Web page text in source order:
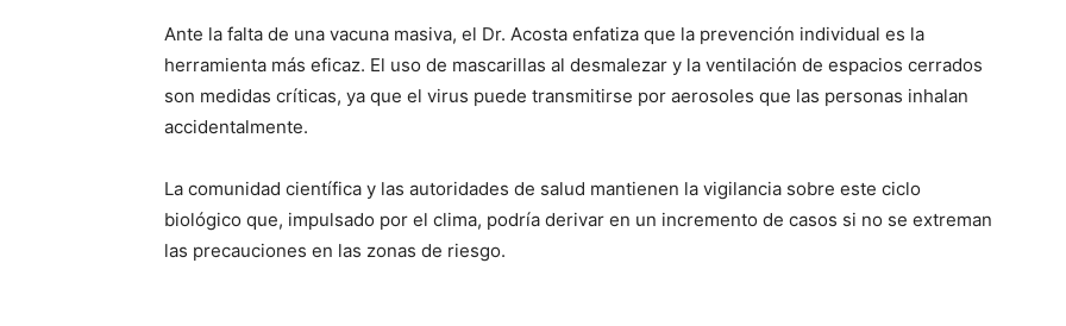
Ante la falta de una vacuna masiva, el Dr. Acosta enfatiza que la prevención individual es la
herramienta más eficaz. El uso de mascarillas al desmalezar y la ventilación de espacios cerrados
son medidas críticas, ya que el virus puede transmitirse por aerosoles que las personas inhalan
accidentalmente.
La comunidad científica y las autoridades de salud mantienen la vigilancia sobre este ciclo
biológico que, impulsado por el clima, podría derivar en un incremento de casos si no se extreman
las precauciones en las zonas de riesgo.